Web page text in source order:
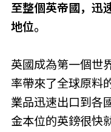
至整個英帝國，迅
地位。
英國成為第一個世
率帶來了全球原料
業品迅速出口到各
金本位的英鎊很快